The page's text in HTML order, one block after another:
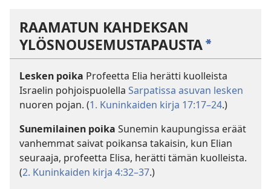
RAAMATUN KAHDEKSAN
YLÖSNOUSEMUSTAPAUSTA*
Lesken poika Profeetta Elia herätti kuolleista
Israelin pohjoispuolella Sarpatissa asuvan lesken
nuoren pojan. (1. Kuninkaiden kirja 17:17–24.)
Sunemilainen poika Sunemin kaupungissa eräät
vanhemmat saivat poikansa takaisin, kun Elian
seuraaja, profeetta Elisa, herätti tämän kuolleista.
(2. Kuninkaiden kirja 4:32–37.)